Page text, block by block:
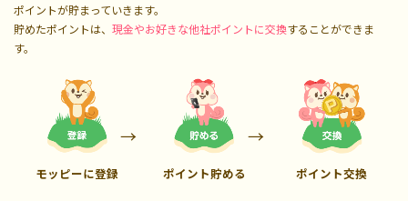
ポイントが貯まっていきます。
貯めたポイントは、 現金やお好きな他社ポイントに交換することができま
す。
モッピーに登録 ポイント貯める ポイント交換